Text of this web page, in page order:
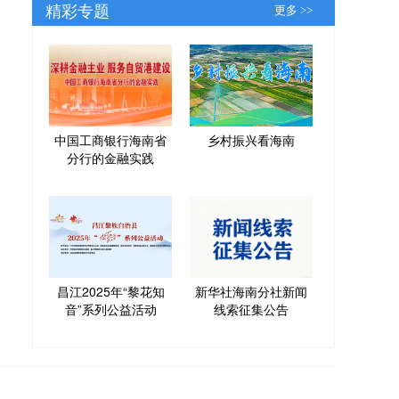
精彩专题 更多 >>
中国工商银行海南省
分行的金融实践
乡村振兴看海南
昌江2025年“黎花知
音”系列公益活动
新华社海南分社新闻
线索征集公告